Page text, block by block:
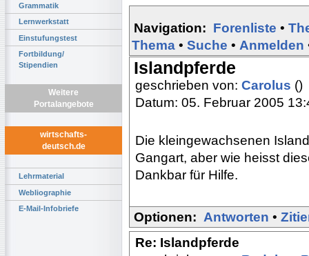
Grammatik
Lernwerkstatt
Einstufungstest
Fortbildung/
Stipendien
Weitere
Portalangebote
wirtschafts-
deutsch.de
Lehrmaterial
Webliographie
E-Mail-Infobriefe
Navigation: Forenliste •
Thema • Suche • Anmelden
Islandpferde
geschrieben von: Carolus ()
Datum: 05. Februar 2005
Die kleingewachsenen
Gangart, aber wie heisst
Dankbar für Hilfe.
Optionen: Antworten •
Re: Islandpferde